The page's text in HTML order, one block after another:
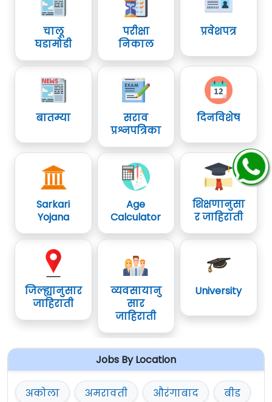
चालू
घडामोडी
परीक्षा
निकाल
प्रवेशपत्र
बातम्या
सराव
प्रश्नपत्रिका
दिनविशेष
Sarkari
Yojana
Age
Calculator
शिक्षणानुसा
र जाहिराती
जिल्ह्यानुसार
जाहिराती
व्यवसायानु
सार
जाहिराती
University
Jobs By Location
अकोला अमरावती औरंगाबाद
बीड